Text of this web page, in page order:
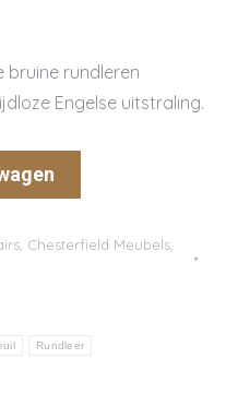
bruine rundleren
Engelse uitstraling.
Chesterfield Meubels
Rundleer